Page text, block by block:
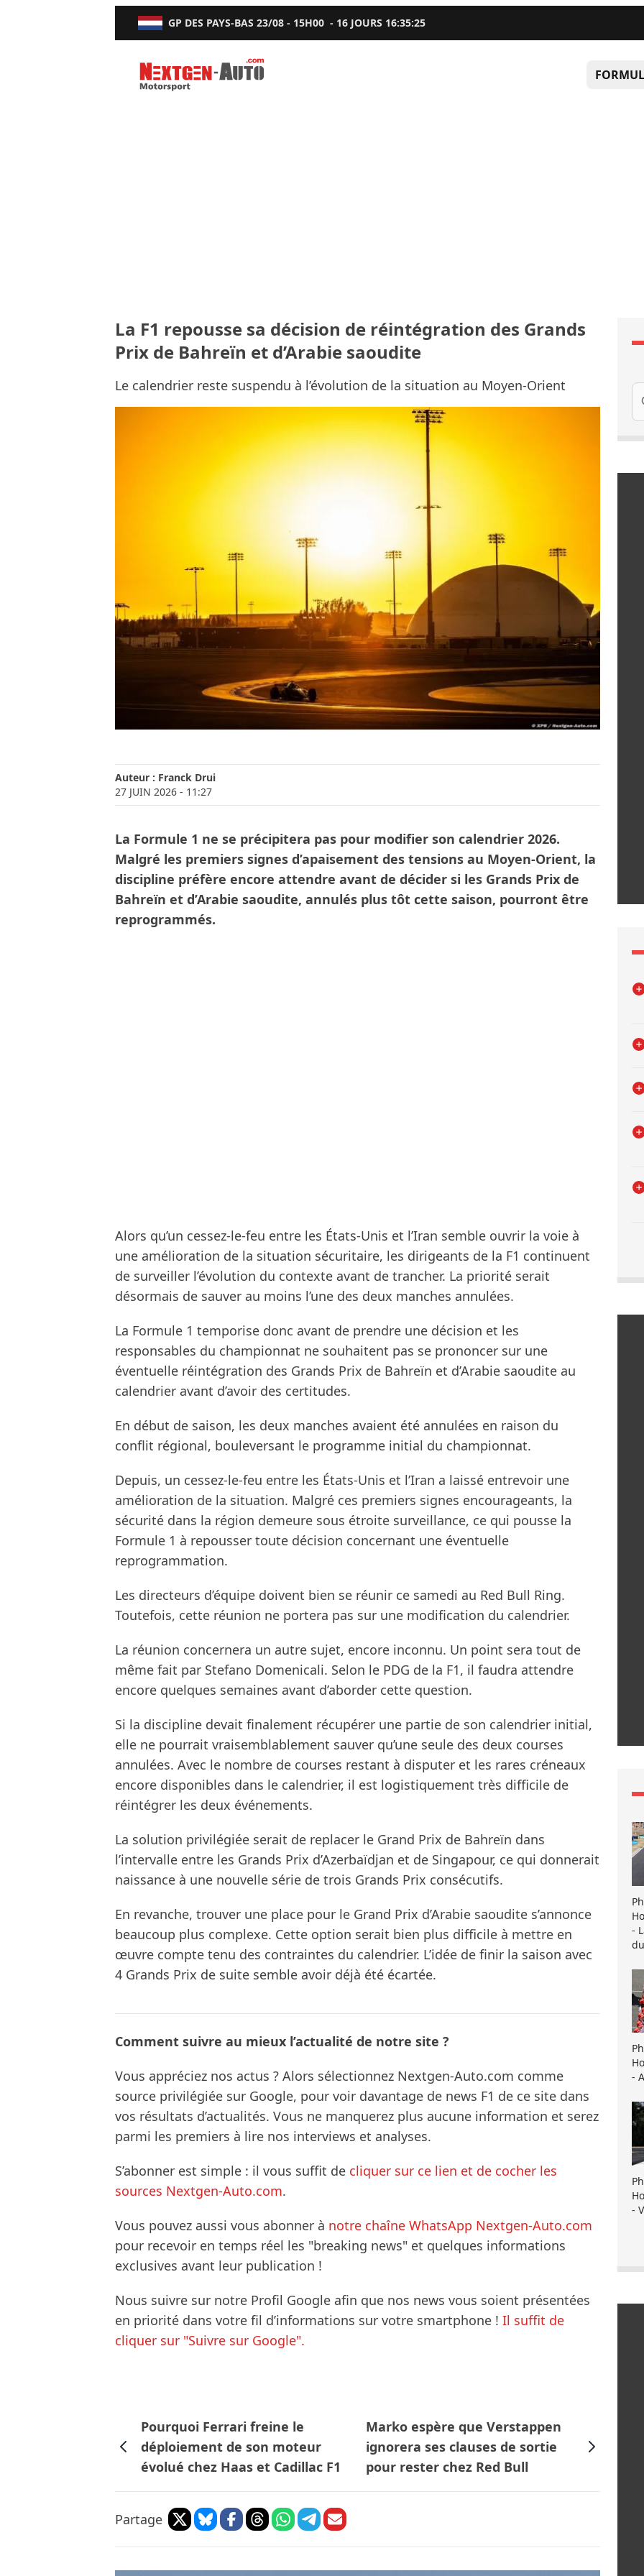
GP DES PAYS-BAS 23/08 - 15H00 - 16 JOURS 16:35:24
Nextgen-Auto.com
La F1 repousse sa décision de réintégration des Grands
Prix de Bahreïn et d’Arabie saoudite
Le calendrier reste suspendu à l’évolution de la situation au Moyen-Orient
Auteur : Franck Drui
27 JUIN 2026 - 11:27
La Formule 1 ne se précipitera pas pour modifier son calendrier 2026.
Malgré les premiers signes d’apaisement des tensions au Moyen-Orient, la
discipline préfère encore attendre avant de décider si les Grands Prix de
Bahreïn et d’Arabie saoudite, annulés plus tôt cette saison, pourront être
reprogrammés.
Alors qu’un cessez-le-feu entre les États-Unis et l’Iran semble ouvrir la voie à
une amélioration de la situation sécuritaire, les dirigeants de la F1 continuent
de surveiller l’évolution du contexte avant de trancher. La priorité serait
désormais de sauver au moins l’une des deux manches annulées.
La Formule 1 temporise donc avant de prendre une décision et les
responsables du championnat ne souhaitent pas se prononcer sur une
éventuelle réintégration des Grands Prix de Bahreïn et d’Arabie saoudite au
calendrier avant d’avoir des certitudes.
En début de saison, les deux manches avaient été annulées en raison du
conflit régional, bouleversant le programme initial du championnat.
Depuis, un cessez-le-feu entre les États-Unis et l’Iran a laissé entrevoir une
amélioration de la situation. Malgré ces premiers signes encourageants, la
sécurité dans la région demeure sous étroite surveillance, ce qui pousse la
Formule 1 à repousser toute décision concernant une éventuelle
reprogrammation.
Les directeurs d’équipe doivent bien se réunir ce samedi au Red Bull Ring.
Toutefois, cette réunion ne portera pas sur une modification du calendrier.
La réunion concernera un autre sujet, encore inconnu. Un point sera tout de
même fait par Stefano Domenicali. Selon le PDG de la F1, il faudra attendre
encore quelques semaines avant d’aborder cette question.
Si la discipline devait finalement récupérer une partie de son calendrier initial,
elle ne pourrait vraisemblablement sauver qu’une seule des deux courses
annulées. Avec le nombre de courses restant à disputer et les rares créneaux
encore disponibles dans le calendrier, il est logistiquement très difficile de
réintégrer les deux événements.
La solution privilégiée serait de replacer le Grand Prix de Bahreïn dans
l’intervalle entre les Grands Prix d’Azerbaïdjan et de Singapour, ce qui donnerait
naissance à une nouvelle série de trois Grands Prix consécutifs.
En revanche, trouver une place pour le Grand Prix d’Arabie saoudite s’annonce
beaucoup plus complexe. Cette option serait bien plus difficile à mettre en
œuvre compte tenu des contraintes du calendrier. L’idée de finir la saison avec
4 Grands Prix de suite semble avoir déjà été écartée.
Comment suivre au mieux l’actualité de notre site ?
Vous appréciez nos actus ? Alors sélectionnez Nextgen-Auto.com comme
source privilégiée sur Google, pour voir davantage de news F1 de ce site dans
vos résultats d’actualités. Vous ne manquerez plus aucune information et serez
parmi les premiers à lire nos interviews et analyses.
S’abonner est simple : il vous suffit de cliquer sur ce lien et de cocher les
sources Nextgen-Auto.com.
Vous pouvez aussi vous abonner à notre chaîne WhatsApp Nextgen-Auto.com
pour recevoir en temps réel les "breaking news" et quelques informations
exclusives avant leur publication !
Nous suivre sur notre Profil Google afin que nos news vous soient présentées
en priorité dans votre fil d’informations sur votre smartphone ! Il suffit de
cliquer sur "Suivre sur Google".
Pourquoi Ferrari freine le
déploiement de son moteur
évolué chez Haas et Cadillac F1
Marko espère que Verstappen
ignorera ses clauses de sortie
pour rester chez Red Bull
Partage
-
-
-